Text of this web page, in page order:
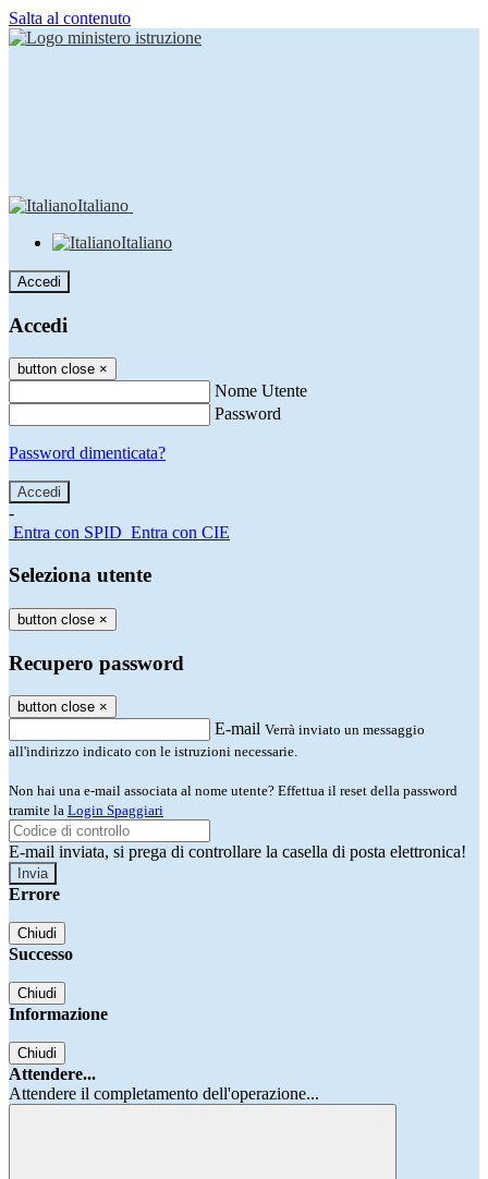
Salta al contenuto
Italiano
Italiano
Accedi
Accedi
button close ×
Nome Utente
Password
Password dimenticata?
-
Entra con SPID Entra con CIE
Seleziona utente
button close ×
Recupero password
button close ×
E-mail Verrà inviato un messaggio
all'indirizzo indicato con le istruzioni necessarie.
Non hai una e-mail associata al nome utente? Effettua il reset della password
tramite la Login Spaggiari
E-mail inviata, si prega di controllare la casella di posta elettronica!
Errore
Chiudi
Successo
Chiudi
Informazione
Chiudi
Attendere...
Attendere il completamento dell'operazione...